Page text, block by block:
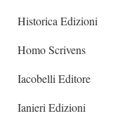
Historica Edizioni
Homo Scrivens
Iacobelli Editore
Ianieri Edizioni